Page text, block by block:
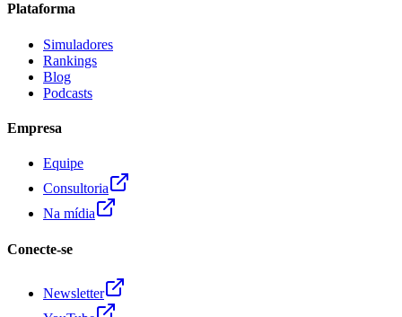
Plataforma
Simuladores
Rankings
Blog
Podcasts
Empresa
Equipe
Consultoria
Na mídia
Conecte-se
Newsletter